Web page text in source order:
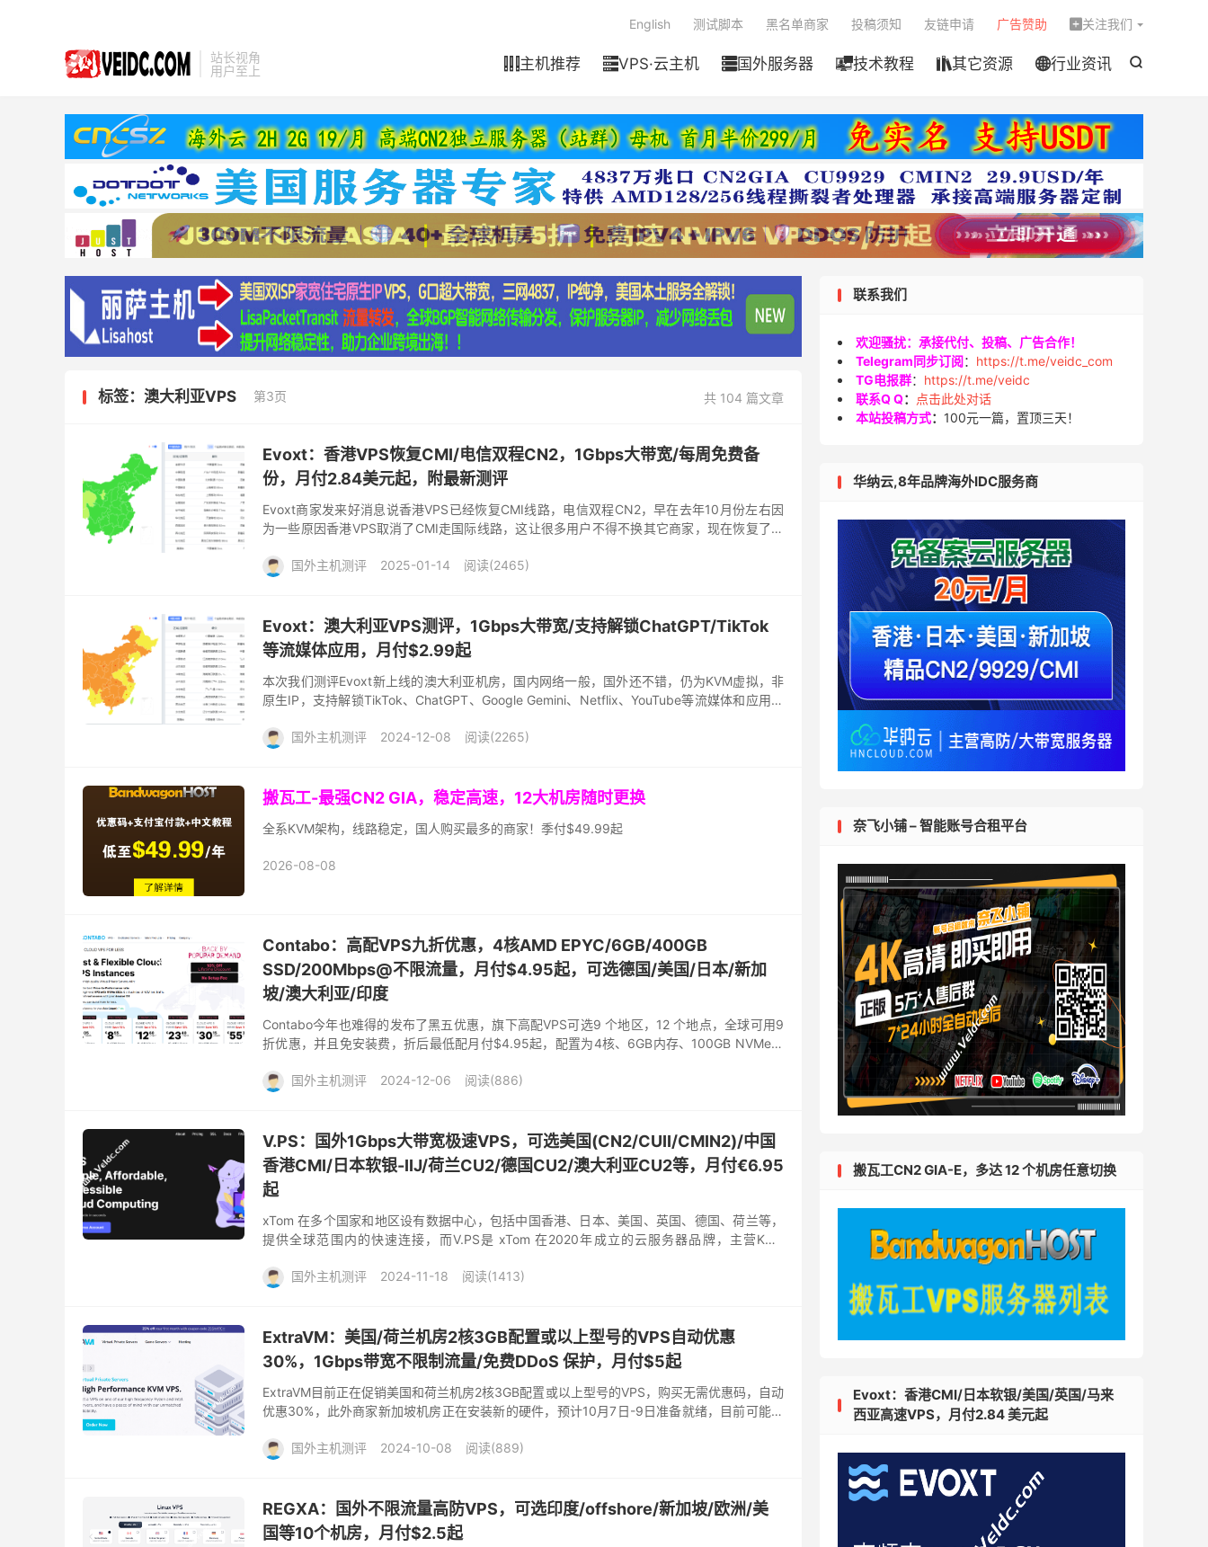
站长视角
用户至上

主机推荐 VPS·云主机 国外服务器 技术教程 其它资源 行业资讯
English 测试脚本 黑名单商家 投稿须知 友链申请 广告赞助  关注我们
共 104 篇文章
标签：澳大利亚VPS 第3页
Evoxt：香港VPS恢复CMI/电信双程CN2，1Gbps大带宽/每周免费备
份，月付2.84美元起，附最新测评
Evoxt商家发来好消息说香港VPS已经恢复CMI线路，电信双程CN2，早在去年10月份左右因
为一些原因香港VPS取消了CMI走国际线路，这让很多用户不得不换其它商家，现在恢复了移
国外主机测评
2025-01-14 阅读(2465)
Evoxt：澳大利亚VPS测评，1Gbps大带宽/支持解锁ChatGPT/TikTok
等流媒体应用，月付$2.99起
本次我们测评Evoxt新上线的澳大利亚机房，国内网络一般，国外还不错，仍为KVM虚拟，非
原生IP，支持解锁TikTok、ChatGPT、Google Gemini、Netflix、YouTube等流媒体和应用，
国外主机测评
2024-12-08 阅读(2265)
搬瓦工-最强CN2 GIA，稳定高速，12大机房随时更换
全系KVM架构，线路稳定，国人购买最多的商家！季付$49.99起
2026-08-08
Contabo：高配VPS九折优惠，4核AMD EPYC/6GB/400GB
SSD/200Mbps@不限流量，月付$4.95起，可选德国/美国/日本/新加
坡/澳大利亚/印度
Contabo今年也难得的发布了黑五优惠，旗下高配VPS可选9 个地区，12 个地点，全球可用9
折优惠，并且免安装费，折后最低配月付$4.95起，配置为4核、6GB内存、100GB NVMe或
国外主机测评
2024-12-06 阅读(886)
V.PS：国外1Gbps大带宽极速VPS，可选美国(CN2/CUII/CMIN2)/中国
香港CMI/日本软银-IIJ/荷兰CU2/德国CU2/澳大利亚CU2等，月付€6.95
起
xTom 在多个国家和地区设有数据中心，包括中国香港、日本、美国、英国、德国、荷兰等，
提供全球范围内的快速连接，而V.PS是 xTom 在2020年成立的云服务器品牌，主营KVM
国外主机测评
2024-11-18 阅读(1413)
ExtraVM：美国/荷兰机房2核3GB配置或以上型号的VPS自动优惠
30%，1Gbps带宽不限制流量/免费DDoS 保护，月付$5起
ExtraVM目前正在促销美国和荷兰机房2核3GB配置或以上型号的VPS，购买无需优惠码，自动
优惠30%，此外商家新加坡机房正在安装新的硬件，预计10月7日-9日准备就绪，目前可能会
国外主机测评
2024-10-08 阅读(889)
REGXA：国外不限流量高防VPS，可选印度/offshore/新加坡/欧洲/美
国等10个机房，月付$2.5起
联系我们
欢迎骚扰：承接代付、投稿、广告合作！
Telegram同步订阅： https://t.me/veidc_com
TG电报群： https://t.me/veidc
联系Q Q：
点击此处对话
本站投稿方式： 100元一篇，置顶三天！
华纳云,8年品牌海外IDC服务商
奈飞小铺 – 智能账号合租平台
搬瓦工CN2 GIA-E，多达 12 个机房任意切换
Evoxt：香港CMI/日本软银/美国/英国/马来
西亚高速VPS，月付2.84 美元起